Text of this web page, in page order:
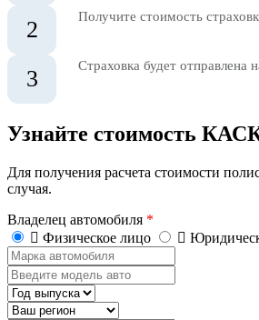
2 Получите стоимость
3 Страховка будет отправлена
Узнайте стоимость
Для получения расчета стоимости
случая.
Владелец автомобиля *
Физическое лицо
Марка
автомобиля
Введите
модель
авто
Год
выпуска
Регион